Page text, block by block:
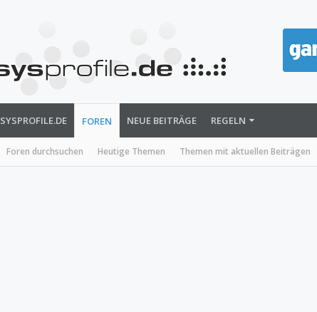
SYSPROFILE.DE FOREN
Foren durchsuchen Heutige Themen Themen mit aktuellen Beiträgen
NEUE BEITRÄGE REGELN